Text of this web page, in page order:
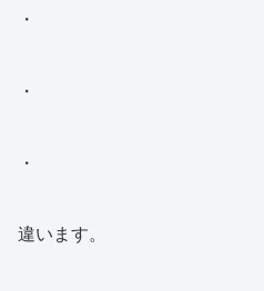
・
・
・
違います。